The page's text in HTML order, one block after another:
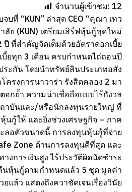
จำนวนผู้เข้าชม: 12
ที่ “KUN” ล่าสุด CEO “คุณา เทว
ย (KUN) เตรียมเสิร์ฟหุ้นกู้ชุดใหม่
ที่สำคัญจัดเต็มด้วยอัตราดอกเบี้ย
บี้ยทุก 3 เดือน ครบกำหนดไถ่ถอนปี
ะกัน โดยนำทรัพย์สินประเภทอสัง
ครงการนาวาร่า รังสิตคลอง 2 มา
อกย้ำ ความน่าเชื่อถือแบบไร้กังวล
าบันและ/หรือนักลงทุนรายใหญ่ ที่
นกู้ให้ และยิ่งช่วงเศรษฐกิจ – ภาค
ลอตัวขนาดนี้ การลงทุนหุ้นกู้ที่จ่าย
Zone ด้านการลงทุนดีที่สุด และ
งการเงินสูง ไร้ประวัติผิดนัดชำระ
นหุ้นกู้ตามกำหนดแล้ว 5 ชุด มูลค่า
แล้ว แสดงถึงควาชัดเจนเรื่องวินัย